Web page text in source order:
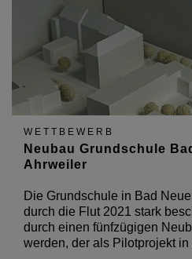
WETTBEWERB
Neubau Grundschule
Ahrweiler
Die Grundschule in Bad
durch die Flut 2021 stark
durch einen fünfzügigen
werden, der als Pilotprojekt